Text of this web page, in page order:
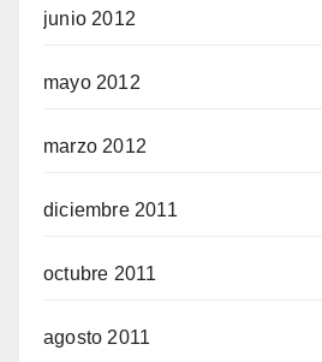
junio 2012
mayo 2012
marzo 2012
diciembre 2011
octubre 2011
agosto 2011